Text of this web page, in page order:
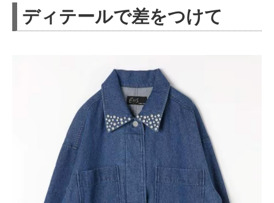
ディテールで差をつけて